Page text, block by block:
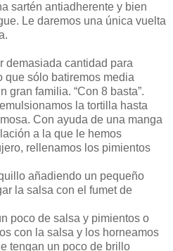
sartén antiadherente y bien
Le daremos una única vuelta
demasiada cantidad para
que sólo batiremos media
gran familia. “Con 8 basta”.
la tortilla hasta
Con ayuda de una manga
a la que le hemos
rellenamos los pimientos
añadiendo un pequeño
la salsa con el fumet de
poco de salsa y pimientos o
con la salsa y los horneamos
tengan un poco de brillo